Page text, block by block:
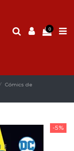
0
Cómics de
-5%